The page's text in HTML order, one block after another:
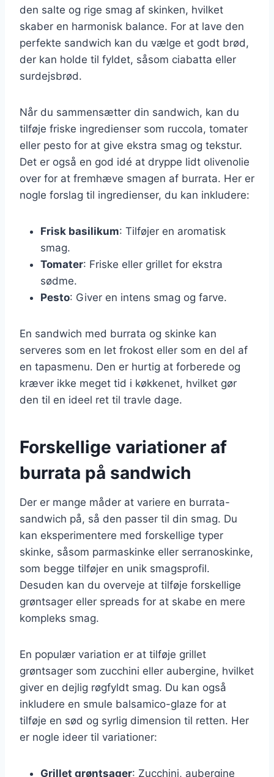
den salte og rige smag af skinken, hvilket
skaber en harmonisk balance. For at lave den
perfekte sandwich kan du vælge et godt brød,
der kan holde til fyldet, såsom ciabatta eller
surdejsbrød.
Når du sammensætter din sandwich, kan du
tilføje friske ingredienser som ruccola, tomater
eller pesto for at give ekstra smag og tekstur.
Det er også en god idé at dryppe lidt olivenolie
over for at fremhæve smagen af burrata. Her er
nogle forslag til ingredienser, du kan inkludere:
Frisk basilikum: Tilføjer en aromatisk
smag.
Tomater: Friske eller grillet for ekstra
sødme.
Pesto: Giver en intens smag og farve.
En sandwich med burrata og skinke kan
serveres som en let frokost eller som en del af
en tapasmenu. Den er hurtig at forberede og
kræver ikke meget tid i køkkenet, hvilket gør
den til en ideel ret til travle dage.
Forskellige variationer af
burrata på sandwich
Der er mange måder at variere en burrata-
sandwich på, så den passer til din smag. Du
kan eksperimentere med forskellige typer
skinke, såsom parmaskinke eller serranoskinke,
som begge tilføjer en unik smagsprofil.
Desuden kan du overveje at tilføje forskellige
grøntsager eller spreads for at skabe en mere
kompleks smag.
En populær variation er at tilføje grillet
grøntsager som zucchini eller aubergine, hvilket
giver en dejlig røgfyldt smag. Du kan også
inkludere en smule balsamico-glaze for at
tilføje en sød og syrlig dimension til retten. Her
er nogle ideer til variationer:
Grillet grøntsager: Zucchini, aubergine